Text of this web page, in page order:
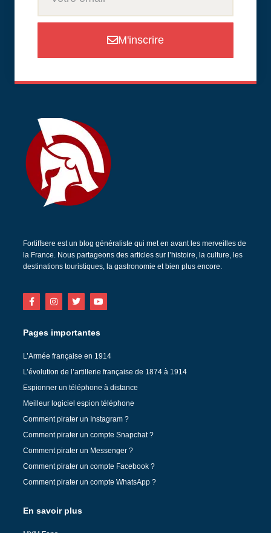
M'inscrire
Fortiffsere est un blog généraliste qui met en avant les merveilles de
la France. Nous partageons des articles sur l’histoire, la culture, les
destinations touristiques, la gastronomie et bien plus encore.
Pages importantes
L’Armée française en 1914
L’évolution de l’artillerie française de 1874 à 1914
Espionner un téléphone à distance
Meilleur logiciel espion téléphone
Comment pirater un Instagram ?
Comment pirater un compte Snapchat ?
Comment pirater un Messenger ?
Comment pirater un compte Facebook ?
Comment pirater un compte WhatsApp ?
En savoir plus